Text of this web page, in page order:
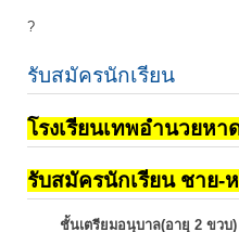
?
รับสมัครนักเรียน
โรงเรียนเทพอำนวยหา
รับสมัครนักเรียน ชาย-
ชั้นเตรียมอนุบาล(อายุ 2 ขวบ)